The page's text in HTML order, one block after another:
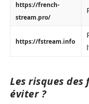
https://french-
stream.pro/
https://fstream.info
Les risques
éviter ?